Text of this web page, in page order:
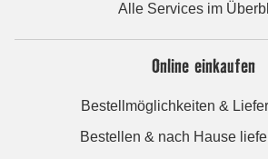
Alle Services im
Online einkaufen
Bestellmöglichkeiten &
Bestellen & nach Hause